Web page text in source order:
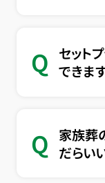
Q
セット
できま
Q
家族葬
だらい